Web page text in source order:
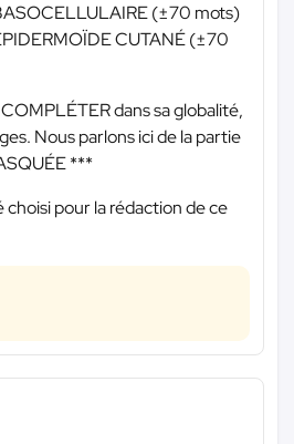
(±70 mots)
CUTANÉ (±70
dans sa globalité,
Nous parlons ici de la partie
***
pour la rédaction de ce